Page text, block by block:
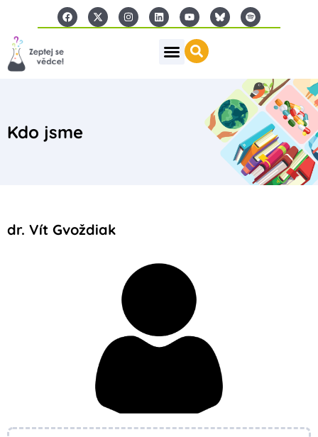
Kdo jsme
dr. Vít Gvoždiak